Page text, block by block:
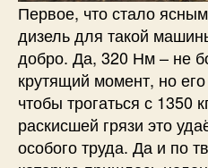
Первое, что стало
дизель для такой
добро. Да, 320 Нм – не
крутящий момент, но
чтобы трогаться с 1350
раскисшей грязи это
особого труда. Да и по